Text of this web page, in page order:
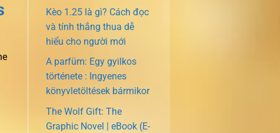
Kèo 1.25 là gì? Cách đọc
và tính thắng thua dễ
hiểu cho người mới
A parfüm: Egy gyilkos
története : Ingyenes
könyvletöltések bármikor
The Wolf Gift: The
Graphic Novel | eBook (E-